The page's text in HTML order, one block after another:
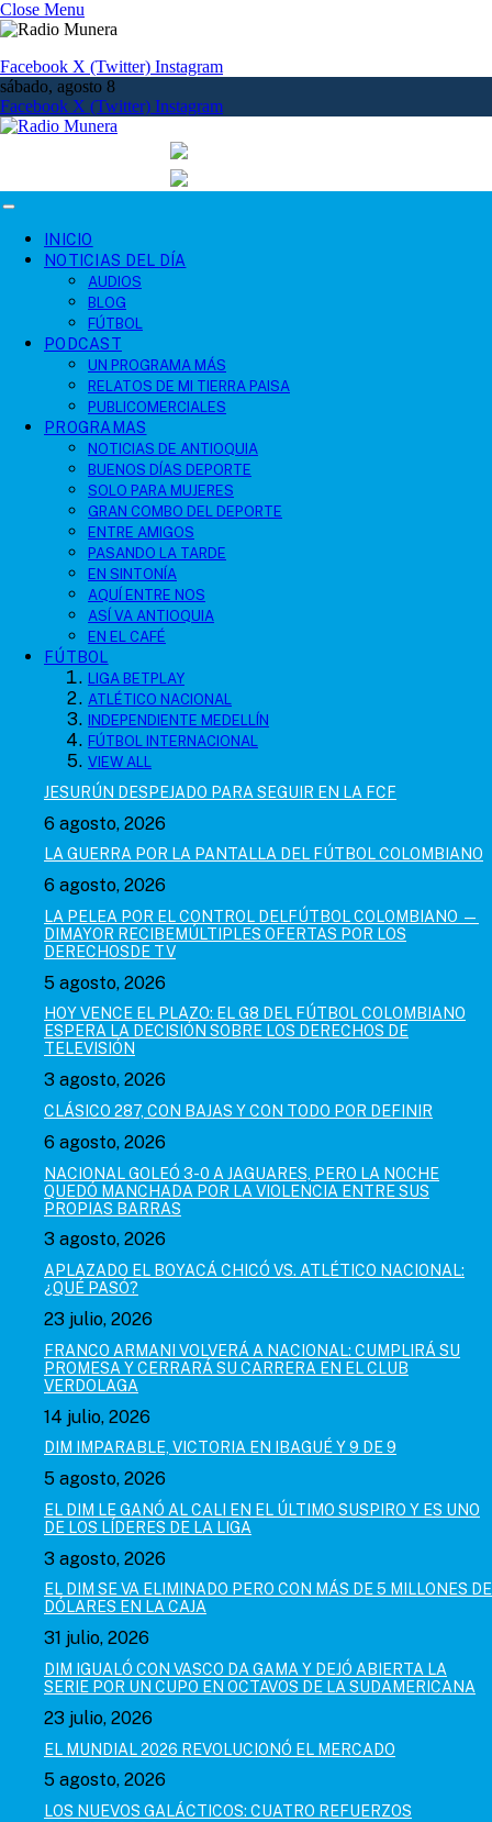
Close Menu
Facebook X (Twitter) Instagram
sábado, agosto 8
Facebook X (Twitter) Instagram
INICIO
NOTICIAS DEL DÍA
AUDIOS
BLOG
FÚTBOL
PODCAST
UN PROGRAMA MÁS
RELATOS DE MI TIERRA PAISA
PUBLICOMERCIALES
PROGRAMAS
NOTICIAS DE ANTIOQUIA
BUENOS DÍAS DEPORTE
SOLO PARA MUJERES
GRAN COMBO DEL DEPORTE
ENTRE AMIGOS
PASANDO LA TARDE
EN SINTONÍA
AQUÍ ENTRE NOS
ASÍ VA ANTIOQUIA
EN EL CAFÉ
FÚTBOL
LIGA BETPLAY
ATLÉTICO NACIONAL
INDEPENDIENTE MEDELLÍN
FÚTBOL INTERNACIONAL
VIEW ALL
JESURÚN DESPEJADO PARA SEGUIR EN LA FCF
6 agosto, 2026
LA GUERRA POR LA PANTALLA DEL FÚTBOL COLOMBIANO
6 agosto, 2026
LA PELEA POR EL CONTROL DELFÚTBOL COLOMBIANO —
DIMAYOR RECIBEMÚLTIPLES OFERTAS POR LOS
DERECHOSDE TV
5 agosto, 2026
HOY VENCE EL PLAZO: EL G8 DEL FÚTBOL COLOMBIANO
ESPERA LA DECISIÓN SOBRE LOS DERECHOS DE
TELEVISIÓN
3 agosto, 2026
CLÁSICO 287, CON BAJAS Y CON TODO POR DEFINIR
6 agosto, 2026
NACIONAL GOLEÓ 3-0 A JAGUARES, PERO LA NOCHE
QUEDÓ MANCHADA POR LA VIOLENCIA ENTRE SUS
PROPIAS BARRAS
3 agosto, 2026
APLAZADO EL BOYACÁ CHICÓ VS. ATLÉTICO NACIONAL:
¿QUÉ PASÓ?
23 julio, 2026
FRANCO ARMANI VOLVERÁ A NACIONAL: CUMPLIRÁ SU
PROMESA Y CERRARÁ SU CARRERA EN EL CLUB
VERDOLAGA
14 julio, 2026
DIM IMPARABLE, VICTORIA EN IBAGUÉ Y 9 DE 9
5 agosto, 2026
EL DIM LE GANÓ AL CALI EN EL ÚLTIMO SUSPIRO Y ES UNO
DE LOS LÍDERES DE LA LIGA
3 agosto, 2026
EL DIM SE VA ELIMINADO PERO CON MÁS DE 5 MILLONES DE
DÓLARES EN LA CAJA
31 julio, 2026
DIM IGUALÓ CON VASCO DA GAMA Y DEJÓ ABIERTA LA
SERIE POR UN CUPO EN OCTAVOS DE LA SUDAMERICANA
23 julio, 2026
EL MUNDIAL 2026 REVOLUCIONÓ EL MERCADO
5 agosto, 2026
LOS NUEVOS GALÁCTICOS: CUATRO REFUERZOS